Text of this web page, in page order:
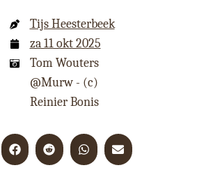
Tijs Heesterbeek
za 11 okt 2025
Tom Wouters
@Murw - (c)
Reinier Bonis